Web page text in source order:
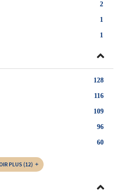
2
1
1
128
116
109
96
60
PLUS (12)